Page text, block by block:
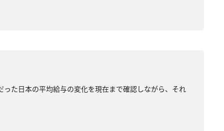
た日本の平均給与の変化を現在まで確認しながら、それ